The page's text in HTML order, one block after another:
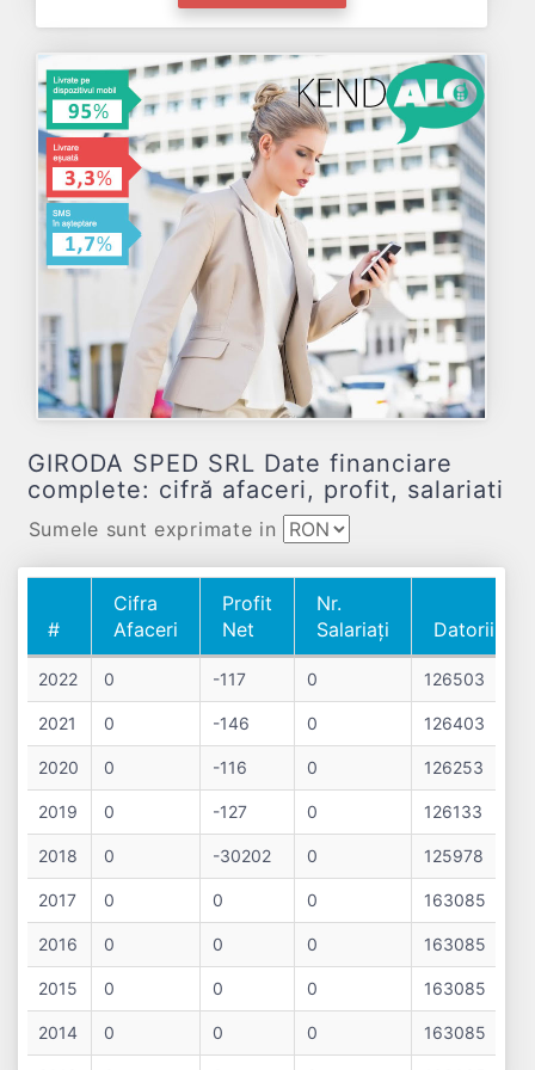
GIRODA SPED SRL Date financiare
complete: cifră afaceri, profit, salariati
Sumele sunt exprimate in
#
Cifra
Afaceri
Profit
Net
Nr.
Salariați
Datorii
#
Afaceri
Profit
Net
Salariați
Datorii
2022 0 -117 0 126503
2021 0 -146 0 126403
2020 0 -116 0 126253
2019 0 -127 0 126133
2018 0 -30202 0 125978
2017 0 0 0 163085
2016 0 0 0 163085
2015 0 0 0 163085
2014 0 0 0 163085